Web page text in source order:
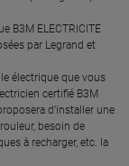
B3M ELECTRICITE
par Legrand et
électrique que vous
certifié B3M
d’installer une
besoin de
à recharger, etc. la